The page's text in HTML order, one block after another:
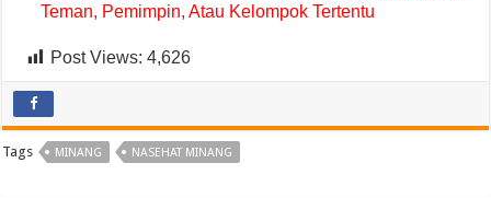
Teman, Pemimpin, Atau Kelompok Tertentu
Post Views: 4,626
Tags MINANG NASEHAT MINANG